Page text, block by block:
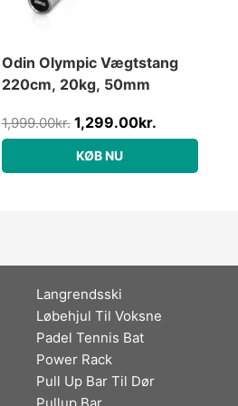
Odin Olympic Vægtstang
220cm, 20kg, 50mm
1,999.00kr. 1,299.00kr.
KØB NU
Langrendsski
Løbehjul Til Voksne
Padel Tennis Bat
Power Rack
Pull Up Bar Til Dør